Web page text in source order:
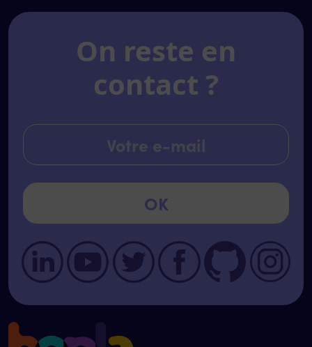
On reste en
contact ?